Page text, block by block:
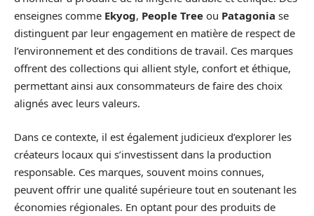
enseignes comme Ekyog, People Tree ou Patagonia se
distinguent par leur engagement en matière de respect de
l’environnement et des conditions de travail. Ces marques
offrent des collections qui allient style, confort et éthique,
permettant ainsi aux consommateurs de faire des choix
alignés avec leurs valeurs.
Dans ce contexte, il est également judicieux d’explorer les
créateurs locaux qui s’investissent dans la production
responsable. Ces marques, souvent moins connues,
peuvent offrir une qualité supérieure tout en soutenant les
économies régionales. En optant pour des produits de